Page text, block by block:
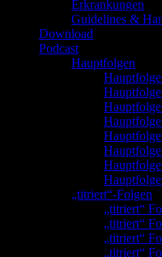
Erkrankungen
Guidelines &
Download
Podcast
Hauptfolgen
„titriert“-Folgen
„titriert“
„titriert“
„titriert“
„titriert“